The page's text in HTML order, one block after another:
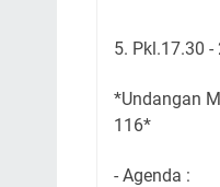
5. Pkl.17.30
*Undangan
116*
- Agenda :